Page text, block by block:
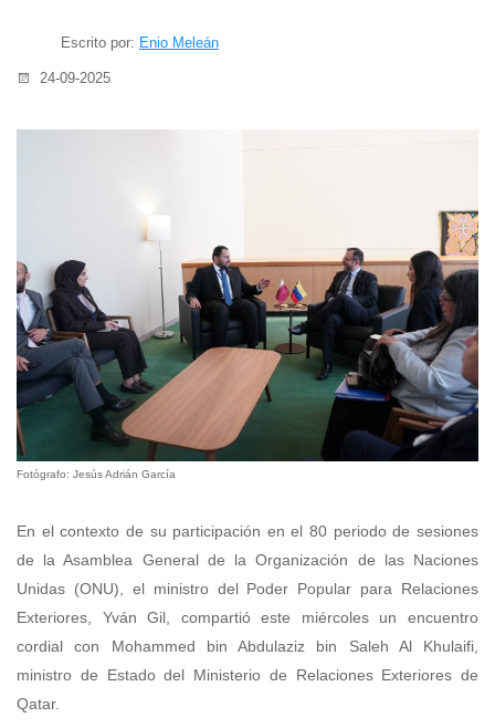
Escrito por: Enio Meleán
24-09-2025
Fotógrafo: Jesús Adrián García
En el contexto de su participación en el 80 periodo de sesiones
de la Asamblea General de la Organización de las Naciones
Unidas (ONU), el ministro del Poder Popular para Relaciones
Exteriores, Yván Gil, compartió este miércoles un encuentro
cordial con Mohammed bin Abdulaziz bin Saleh Al Khulaifi,
ministro de Estado del Ministerio de Relaciones Exteriores de
Qatar.